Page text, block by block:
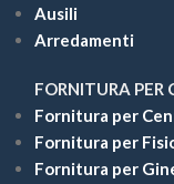
Ausili
Arredamenti
FORNITURA PER
Fornitura per
Fornitura per
Fornitura per